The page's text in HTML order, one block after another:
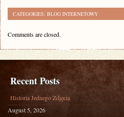
CATEGORIES: BLOG INTERNETOWY
Comments are closed.
Recent Posts
Historia Jednego Zdjęcia
August 5, 2026